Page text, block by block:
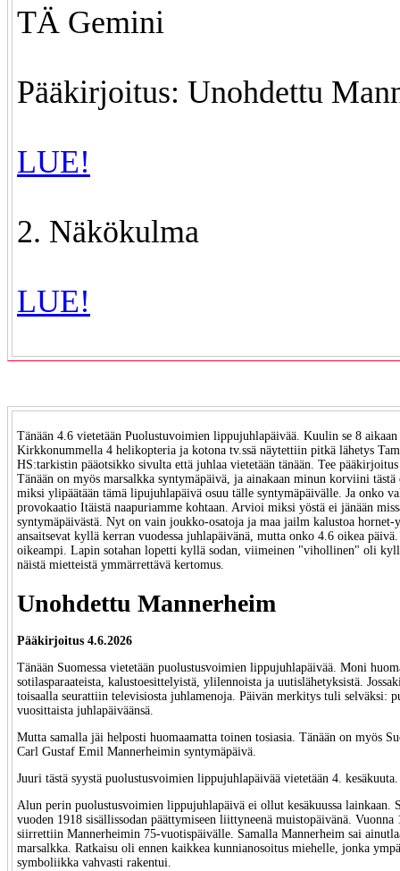
TÄ Gemini
Pääkirjoitus: Unohdettu
LUE!
2. Näkökulma
LUE!
Tänään 4.6 vietetään Puolustuvoimien lippujuhlapäivää. Kuulin se 8
Kirkkonummella 4 helikopteria ja kotona tv.ssä näytettiin pitkä lähetys
HS:tarkistin pääotsikko sivulta että juhlaa vietetään tänään. Tee
Tänään on myös marsalkka syntymäpäivä, ja ainakaan minun korviini
miksi ylipäätään tämä lipujuhlapäivä osuu tälle syntymäpäivälle. Ja onko
provokaatio Itäistä naapuriamme kohtaan. Arvioi miksi yöstä ei jänään
syntymäpäivästä. Nyt on vain joukko-osatoja ja maa jailm kalustoa
ansaitsevat kyllä kerran vuodessa juhlapäivänä, mutta onko 4.6 oikea
oikeampi. Lapin sotahan lopetti kyllä sodan, viimeinen "vihollinen" oli
näistä mietteistä ymmärrettävä kertomus.
Unohdettu Mannerheim
Pääkirjoitus 4.6.2026
Tänään Suomessa vietetään puolustusvoimien lippujuhlapäivää. Moni
sotilasparaateista, kalustoesittelyistä, ylilennoista ja uutislähetyksistä.
toisaalla seurattiin televisiosta juhlamenoja. Päivän merkitys tuli selväksi:
vuosittaista juhlapäiväänsä.
Mutta samalla jäi helposti huomaamatta toinen tosiasia. Tänään on myös
Carl Gustaf Emil Mannerheimin syntymäpäivä.
Juuri tästä syystä puolustusvoimien lippujuhlapäivää vietetään 4. kesäkuuta.
Alun perin puolustusvoimien lippujuhlapäivä ei ollut kesäkuussa lainkaan.
vuoden 1918 sisällissodan päättymiseen liittyneenä muistopäivänä.
siirrettiin Mannerheimin 75-vuotispäivälle. Samalla Mannerheim sai
marsalkka. Ratkaisu oli ennen kaikkea kunnianosoitus miehelle, jonka
symboliikka vahvasti rakentui.